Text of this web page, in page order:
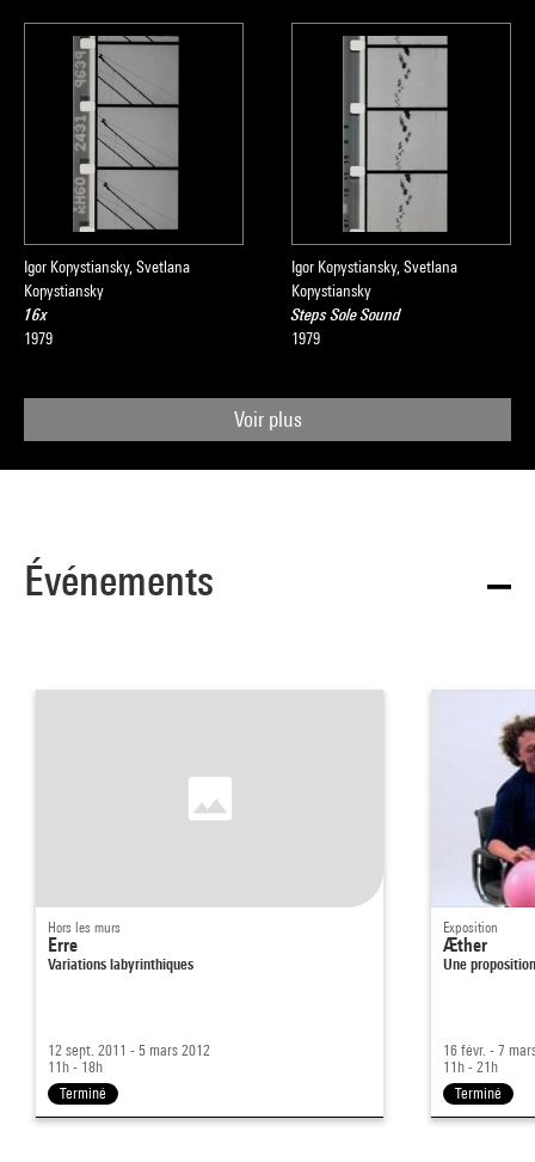
Igor Kopystiansky, Svetlana
Kopystiansky
16x
1979
Igor Kopystiansky, Svetlana
Kopystiansky
Steps Sole Sound
1979
Voir plus
Événements
Hors les murs
Erre
Variations labyrinthiques
12 sept. 2011 - 5 mars 2012
11h - 18h
Terminé
Exposition
Æther
Une
16 févr. - 7
11h - 21h
Terminé